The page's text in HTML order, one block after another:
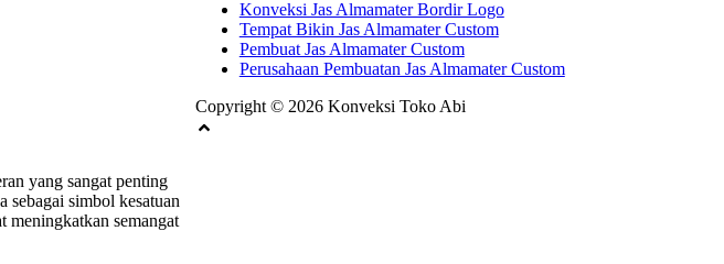
yang sangat penting
sebagai simbol kesatuan
meningkatkan semangat
Konveksi Jas Almamater Bordir Logo
Tempat Bikin Jas Almamater Custom
Pembuat Jas Almamater Custom
Perusahaan Pembuatan Jas Almamater Custom
Copyright © 2026 Konveksi Toko Abi